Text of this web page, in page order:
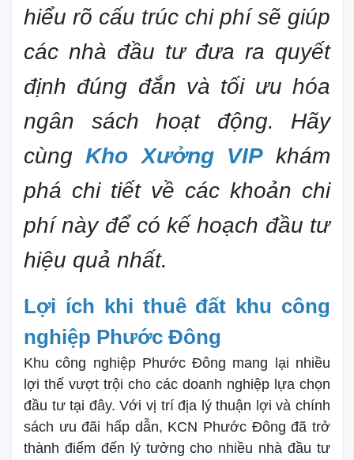
hiểu rõ cấu trúc chi phí sẽ giúp
các nhà đầu tư đưa ra quyết
định đúng đắn và tối ưu hóa
ngân sách hoạt động. Hãy
cùngKho Xưởng VIPkhám
phá chi tiết về các khoản chi
phí này để có kế hoạch đầu tư
hiệu quả nhất.
Lợi ích khi thuê đất khu công
nghiệp Phước Đông
Khu công nghiệp Phước Đông mang lại nhiều
lợi thế vượt trội cho các doanh nghiệp lựa chọn
đầu tư tại đây. Với vị trí địa lý thuận lợi và chính
sách ưu đãi hấp dẫn, KCN Phước Đông đã trở
thành điểm đến lý tưởng cho nhiều nhà đầu tư